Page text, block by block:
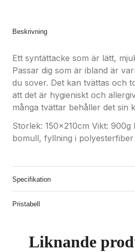
Beskrivning
Ett syntättacke som är lätt,
Passar dig som är ibland är
du sover. Det kan tvättas och
att det är hygieniskt och
många tvättar behåller det sin
Storlek: 150x210cm Vikt: 900g
bomull, fyllning i polyesterfiber
Specifikation
Pristabell
Liknande